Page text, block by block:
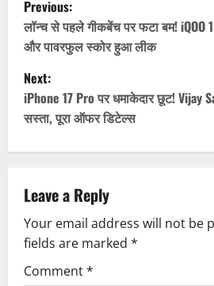
o
s
t
n
v
i
g
Previous:
लॉन्च से पहले गीकबेंच पर फटा बम! iQOO
और पावरफुल स्कोर हुआ लीक
Next:
iPhone 17 Pro पर धमाकेदार छूट! Vijay
सस्ता, पूरा ऑफर डिटेल्स
Leave a Reply
Your email address will not be
fields are marked *
Comment*